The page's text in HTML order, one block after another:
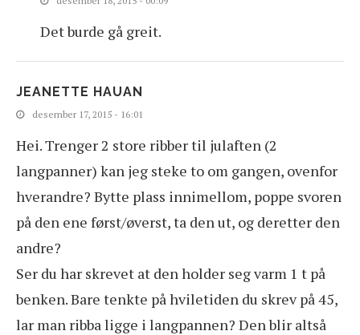
Det burde gå greit.
JEANETTE HAUAN
desember 17, 2015 - 16:01
Hei. Trenger 2 store ribber til julaften (2
langpanner) kan jeg steke to om gangen, ovenfor
hverandre? Bytte plass innimellom, poppe svoren
på den ene først/øverst, ta den ut, og deretter den
andre?
Ser du har skrevet at den holder seg varm 1 t på
benken. Bare tenkte på hviletiden du skrev på 45,
lar man ribba ligge i langpannen? Den blir altså